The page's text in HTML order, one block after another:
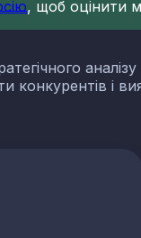
, щоб оцінити
конкурентів і